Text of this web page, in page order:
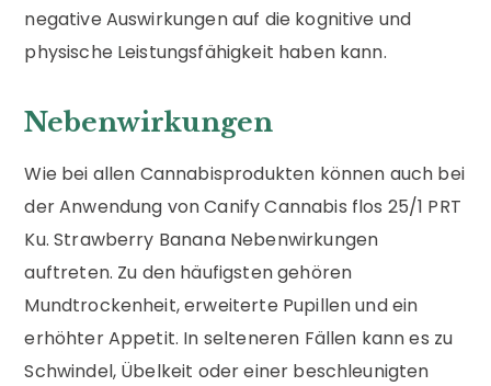
negative Auswirkungen auf die kognitive und
physische Leistungsfähigkeit haben kann.
Nebenwirkungen
Wie bei allen Cannabisprodukten können auch bei
der Anwendung von Canify Cannabis flos 25/1 PRT
Ku. Strawberry Banana Nebenwirkungen
auftreten. Zu den häufigsten gehören
Mundtrockenheit, erweiterte Pupillen und ein
erhöhter Appetit. In selteneren Fällen kann es zu
Schwindel, Übelkeit oder einer beschleunigten